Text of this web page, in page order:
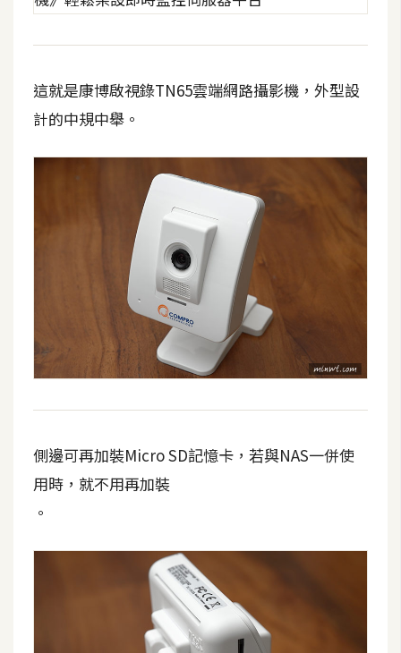
這就是康博啟視錄TN65雲端網路攝影機，外型設
計的中規中舉。
側邊可再加裝Micro SD記憶卡，若與NAS一併使
用時，就不用再加裝
。